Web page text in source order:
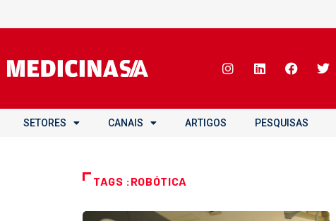
SETORES CANAIS ARTIGOS PESQUISAS
TAGS :ROBÓTICA